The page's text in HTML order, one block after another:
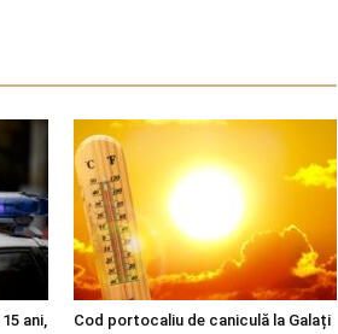
ani,
Cod portocaliu de caniculă la Galați